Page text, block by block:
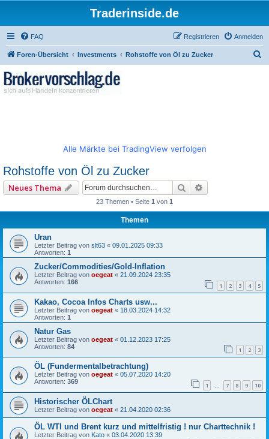
Traderinside.de
FAQ Anmelden
Registrieren
Foren-Übersicht Investments Rohstoffe von Öl zu Zucker
Alle Märkte bei TradingView verfolgen
Rohstoffe von Öl zu Zucker
Neues Thema Suche
23 Themen • Seite 1 von 1
Themen
Uran
Letzter Beitrag von slt63 « 09.01.2025 09:33
Antworten: 1
Zucker/Commodities/Gold-Inflation
Letzter Beitrag von oegeat « 21.09.2024 23:35
Antworten: 166 1 2 3 4 5
Kakao, Cocoa Infos Charts usw...
Letzter Beitrag von oegeat « 18.03.2024 14:32
Antworten: 1
Natur Gas
Letzter Beitrag von oegeat « 01.12.2023 17:25
Antworten: 84 1 2 3
ÖL (Fundermentalbetrachtung)
Letzter Beitrag von oegeat « 05.07.2020 14:20
Antworten: 369 1 … 7 8 9 10
Historischer ÖLChart
Letzter Beitrag von oegeat « 21.04.2020 02:36
ÖL WTI und Brent kurz und mittelfristig ! nur Charttechnik !
Letzter Beitrag von Kato « 03.04.2020 13:39